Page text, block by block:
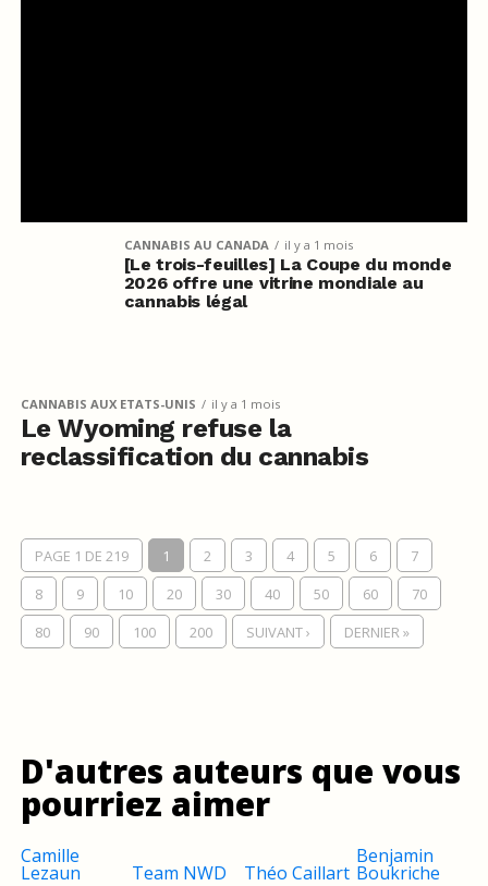
CANNABIS AU CANADA il y a 1 mois
[Le trois-feuilles] La Coupe du monde
2026 offre une vitrine mondiale au
cannabis légal
CANNABIS AUX ETATS-UNIS il y a 1 mois
Le Wyoming refuse la
reclassification du cannabis
PAGE 1 DE 219 1 2 3 4 5 6
7
8
9 10 20 30 40 50 60
70
80
90 100 200 SUIVANT › DERNIER »
D'autres auteurs que vous
pourriez aimer
Camille
Lezaun Team NWD Théo Caillart
Benjamin
Boukriche